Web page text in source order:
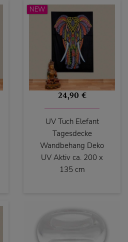
NEW
24,90 €
UV Tuch Elefant
Tagesdecke
Wandbehang Deko
UV Aktiv ca. 200 x
135 cm